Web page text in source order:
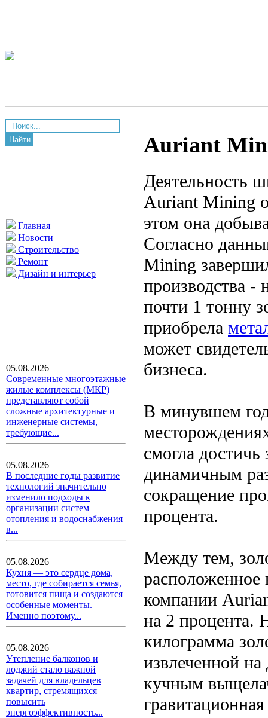
Найти
Главная
Новости
Строительство
Ремонт
Дизайн и интерьер
05.08.2026
Современные многоэтажные
жилые комплексы (МКР)
представляют собой
сложные архитектурные и
инженерные системы,
требующие...
05.08.2026
В последние годы развитие
технологий значительно
изменило подходы к
организации систем
отопления и водоснабжения
в...
05.08.2026
Кухня — это сердце дома,
место, где собирается семья,
готовится пища и создаются
особенные моменты.
Именно поэтому...
05.08.2026
Утепление балконов и
лоджий стало важной
задачей для владельцев
квартир, стремящихся
повысить
энергоэффективность...
Auriant
Деятельность
Auriant Mining
этом она
Согласно
Mining
производства -
почти 1 тонну
приобрела
может
бизнеса.
В минувшем
смогла
динамичным
сокращение
процента.
Между тем,
расположенное
компании
на 2 процента.
килограмма
извлеченной
кучным